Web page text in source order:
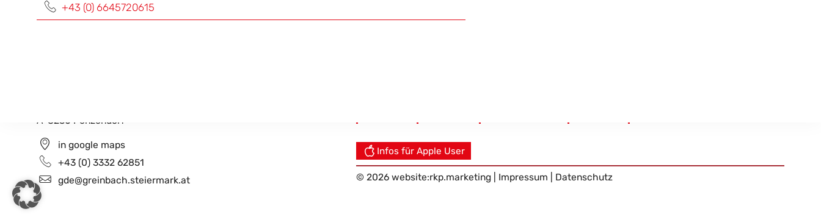
+43 (0) 6645720615
A-8230 Penzendorf
in google maps
+43 (0) 3332 62851
gde@greinbach.steiermark.at
Infos für Apple User
© 2026 website:rkp.marketing| Impressum Datenschutz